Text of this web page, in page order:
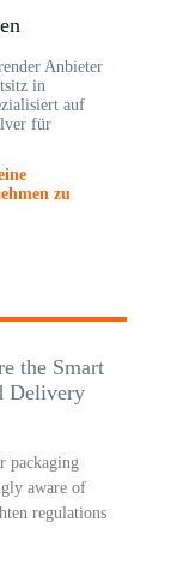
Anbieter
in
auf
für
zu
the Smart
Delivery
packaging
aware of
regulations